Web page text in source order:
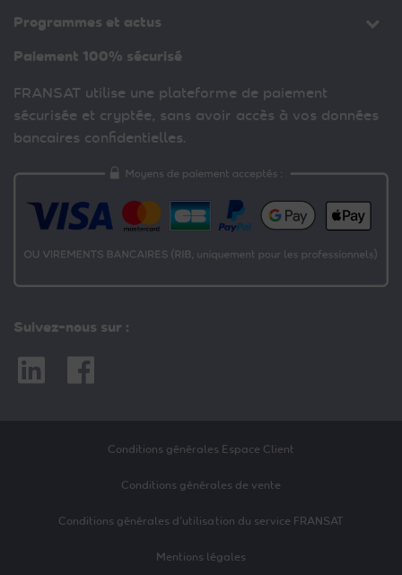
Programmes et actus
Paiement 100% sécurisé
FRANSAT utilise une plateforme de paiement
sécurisée et cryptée, sans avoir accès à vos données
bancaires confidentielles.
Suivez-nous sur :
LinkedinFacebook
Conditions générales Espace Client
Conditions générales de vente
Conditions générales d’utilisation du service FRANSAT
Mentions légales